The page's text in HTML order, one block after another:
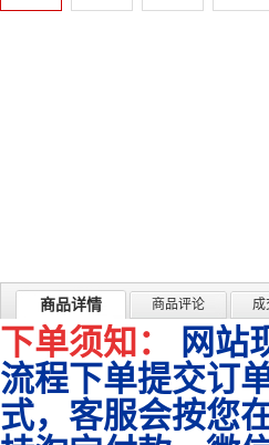
商品详情 商品评论 成
下单须知：
网站
流程下单提交订
式，客服会按您